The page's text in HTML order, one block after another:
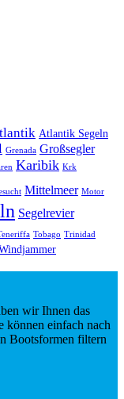
Atlantik Segeln
Grenada Großsegler
Karibik Krk
Mittelmeer Motor
Segelrevier
Tobago Trinidad
wir Ihnen das
können einfach nach
Bootsformen filtern